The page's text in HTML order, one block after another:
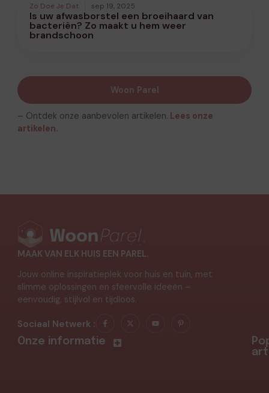
Zo Doe Je Dat sep 19, 2025
Is uw afwasborstel een broeihaard van
bacteriën? Zo maakt u hem weer
brandschoon
Woon Parel
– Ontdek onze aanbevolen artikelen. Lees onze
artikelen.
MAAK VAN ELK HUIS EEN PAREL.
Jouw online inspiratieplek voor huis en tuin, met
slimme oplossingen en sfeervolle ideeën –
eenvoudig, stijlvol en tijdloos.
Sociaal Netwerk :
Onze informatie